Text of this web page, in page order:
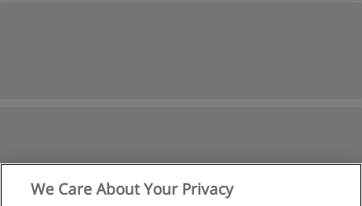
We Care About Your Privacy